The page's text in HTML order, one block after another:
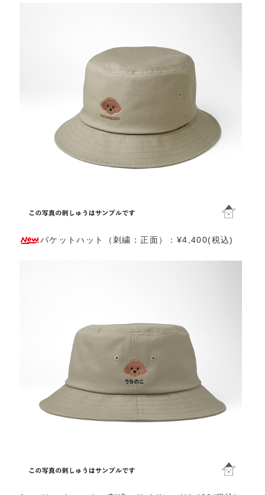
バケットハット（刺繍：正面）：¥4,400(税込)